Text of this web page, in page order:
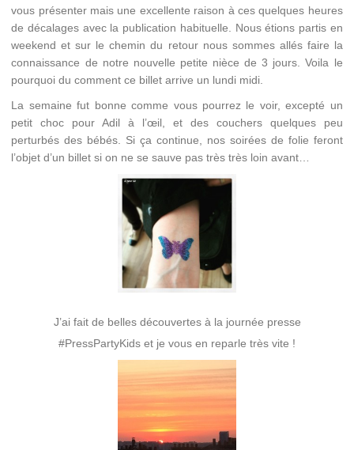
vous présenter mais une excellente raison à ces quelques heures
de décalages avec la publication habituelle. Nous étions partis en
weekend et sur le chemin du retour nous sommes allés faire la
connaissance de notre nouvelle petite nièce de 3 jours. Voila le
pourquoi du comment ce billet arrive un lundi midi.
La semaine fut bonne comme vous pourrez le voir, excepté un
petit choc pour Adil à l’œil, et des couchers quelques peu
perturbés des bébés. Si ça continue, nos soirées de folie feront
l’objet d’un billet si on ne se sauve pas très très loin avant…
J’ai fait de belles découvertes à la journée presse
#PressPartyKids et je vous en reparle très vite !